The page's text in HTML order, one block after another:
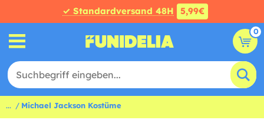
✓ Standardversand 48H 5,99€
0
... Michael Jackson Kostüme